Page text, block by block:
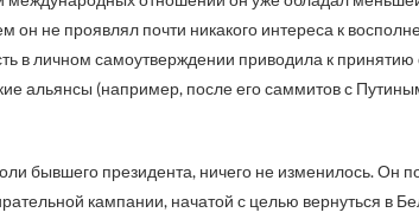
он не проявлял почти никакого интереса к
в личном самоутверждении приводила к
альянсы (например, после его саммитов с
бывшего президента, ничего не изменилось. Он
кампании, начатой с целью вернуться в